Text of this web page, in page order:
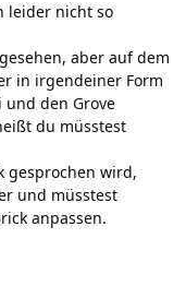
leider nicht so
aber auf dem
in irgendeiner Form
und den Grove
du müsstest
gesprochen wird,
und müsstest
anpassen.